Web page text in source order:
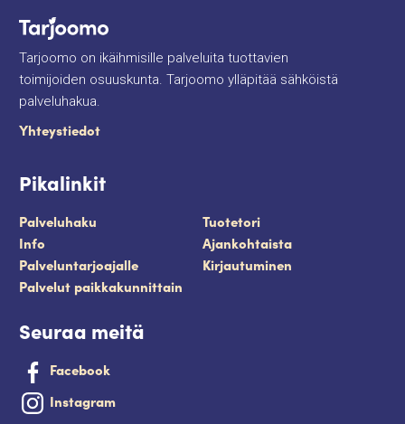
Tarjoomo on ikäihmisille palveluita tuottavien
toimijoiden osuuskunta. Tarjoomo ylläpitää sähköistä
palveluhakua.
Yhteystiedot
Pikalinkit
Palveluhaku
Tuotetori
Info
Ajankohtaista
Palveluntarjoajalle
Kirjautuminen
Palvelut paikkakunnittain
Seuraa meitä
Facebook
Instagram